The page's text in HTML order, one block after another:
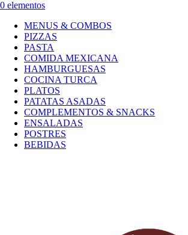
0 elementos
MENUS & COMBOS
PIZZAS
PASTA
COMIDA MEXICANA
HAMBURGUESAS
COCINA TURCA
PLATOS
PATATAS ASADAS
COMPLEMENTOS & SNACKS
ENSALADAS
POSTRES
BEBIDAS